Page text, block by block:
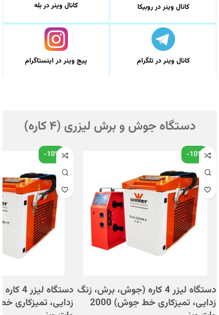
کانال وینر در روبیکا کانال وینر در بله
کانال وینر در تلگرام پیج وینر در اینستاگرام
دستگاه جوش و برش لیزری (۴ کاره)
-10%
دستگاه لیزر 4 کاره (جوش، برش، زنگ
زدایی، تمیزکاری خط جوش) 2000
-10%
دستگاه